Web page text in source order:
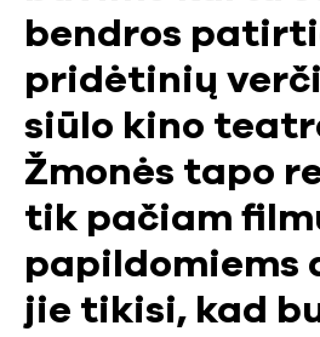
bendros
pridėtinių
siūlo kino
Žmonės tapo
tik pačiam
papildomiems
jie tikisi, kad